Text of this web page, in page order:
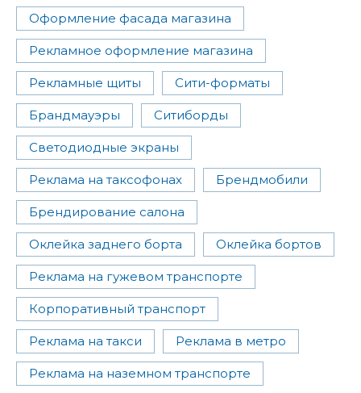
Оформление фасада магазина
Рекламное оформление магазина
Рекламные щиты Сити-форматы
Брандмауэры Ситиборды
Cветодиодные экраны
Реклама на таксофонах Брендмобили
Брендирование салона
Оклейка заднего борта Оклейка бортов
Реклама на гужевом транспорте
Корпоративный транспорт
Реклама на такси Реклама в метро
Реклама на наземном транспорте